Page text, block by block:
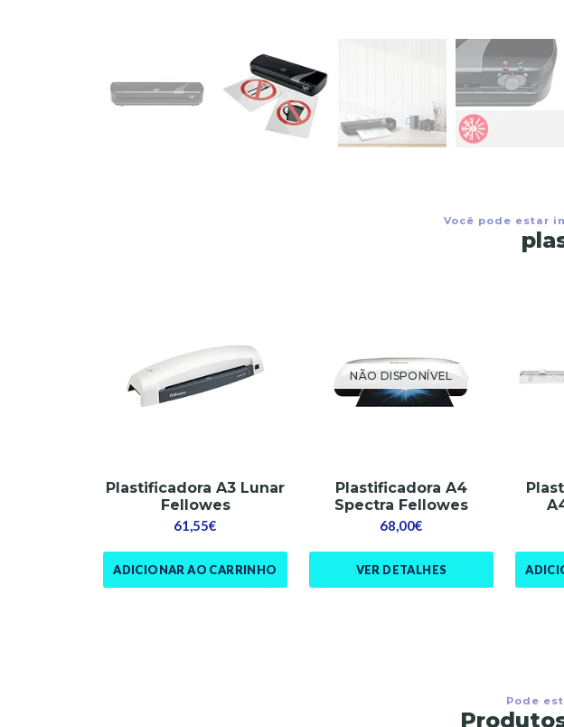
Você pode estar
Plastificadora A3 Lunar
Fellowes
61,55€
ADICIONAR AO CARRINHO
NÃO DISPONÍVEL
Plastificadora A4
Spectra Fellowes
68,00€
VER DETALHES
Pode